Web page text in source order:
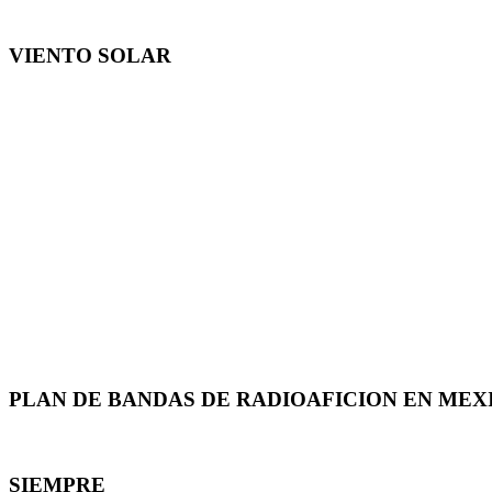
VIENTO SOLAR
PLAN DE BANDAS DE RADIOAFICION EN
SIEMPRE